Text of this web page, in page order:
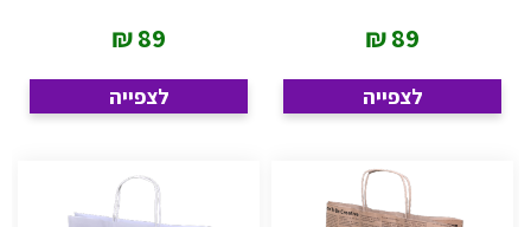
89
₪
לצפייה
89
₪
לצפייה